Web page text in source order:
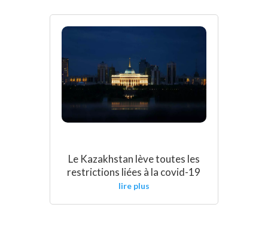
Le Kazakhstan lève toutes les
restrictions liées à la covid-19
lire plus